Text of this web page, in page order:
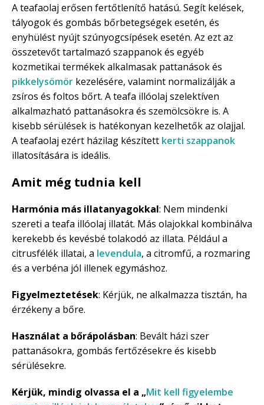
A teafaolaj erősen fertőtlenítő hatású. Segít kelések,
tályogok és gombás bőrbetegségek esetén, és
enyhülést nyújt szúnyogcsípések esetén. Az ezt az
összetevőt tartalmazó szappanok és egyéb
kozmetikai termékek alkalmasak pattanások és
pikkelysömör kezelésére, valamint normalizálják a
zsíros és foltos bőrt. A teafa illóolaj szelektíven
alkalmazható pattanásokra és szemölcsökre is. A
kisebb sérülések is hatékonyan kezelhetők az olajjal.
A teafaolaj ezért házilag készített kerti szappanok
illatosítására is ideális.
Amit még tudnia kell
Harmónia más illatanyagokkal: Nem mindenki
szereti a teafa illóolaj illatát. Más olajokkal kombinálva
kerekebb és kevésbé tolakodó az illata. Például a
citrusfélék illatai, a levendula, a citromfű, a rozmaring
és a verbéna jól illenek egymáshoz.
Figyelmeztetések: Kérjük, ne alkalmazza tisztán, ha
érzékeny a bőre.
Használat a bőrápolásban: Bevált házi szer
pattanásokra, gombás fertőzésekre és kisebb
sérülésekre.
Kérjük, mindig olvassa el a „Mit kell figyelembe